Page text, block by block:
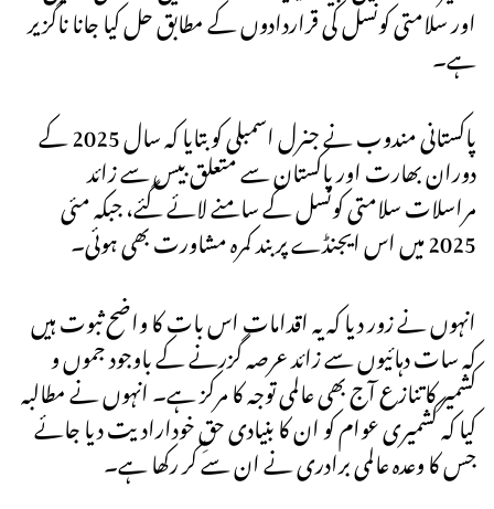
اور سلامتی کونسل کی قراردادوں کے مطابق حل کیا جانا ناگزیر
ہے۔
پاکستانی مندوب نے جنرل اسمبلی کو بتایا کہ سال 2025 کے
دوران بھارت اور پاکستان سے متعلق بیس سے زائد
مراسلات سلامتی کونسل کے سامنے لائے گئے، جبکہ مئی
2025 میں اس ایجنڈے پر بند کمرہ مشاورت بھی ہوئی۔
انہوں نے زور دیا کہ یہ اقدامات اس بات کا واضح ثبوت ہیں
کہ سات دہائیوں سے زائد عرصہ گزرنے کے باوجود جموں و
کشمیر کا تنازع آج بھی عالمی توجہ کا مرکز ہے۔ انہوں نے مطالبہ
کیا کہ کشمیری عوام کو ان کا بنیادی حقِ خودارادیت دیا جائے
جس کا وعدہ عالمی برادری نے ان سے کر رکھا ہے۔